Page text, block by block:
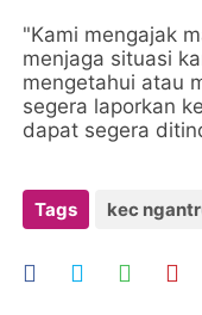
"Kami mengajak
menjaga situasi
mengetahui atau
segera laporkan
dapat segera
Tags kec